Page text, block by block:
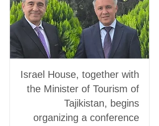
Israel House, together with
the Minister of Tourism of
Tajikistan, begins
organizing a conference